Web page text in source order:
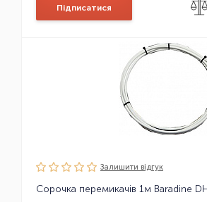
Підписатися
Залишити вiдгук
Сорочка перемикачів 1м Baradine